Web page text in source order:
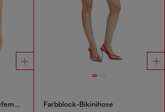
Badeanzug aus Nylon mit tiefem Ausschnitt Farbblock-Bikinihose